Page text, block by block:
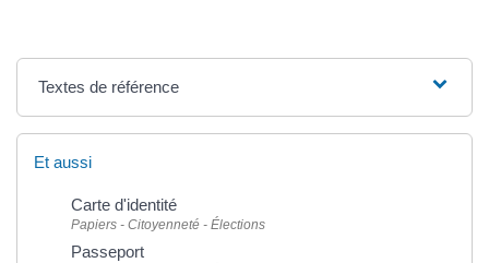
Textes de référence
Et aussi
Carte d'identité
Papiers - Citoyenneté - Élections
Passeport